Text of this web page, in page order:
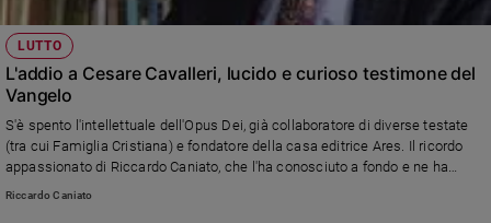
LUTTO
L'addio a Cesare Cavalleri, lucido e curioso testimone del
Vangelo
S'è spento l'intellettuale dell'Opus Dei, già collaboratore di diverse testate
(tra cui Famiglia Cristiana) e fondatore della casa editrice Ares. Il ricordo
appassionato di Riccardo Caniato, che l'ha conosciuto a fondo e ne ha
raccolto l'eredità
Riccardo Caniato